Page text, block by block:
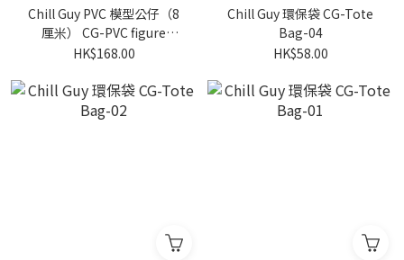
Chill Guy PVC 模型公仔（8
厘米） CG-PVC figure
(8cm)
HK$168.00
Chill Guy 環保袋 CG-Tote
Bag-04
HK$58.00